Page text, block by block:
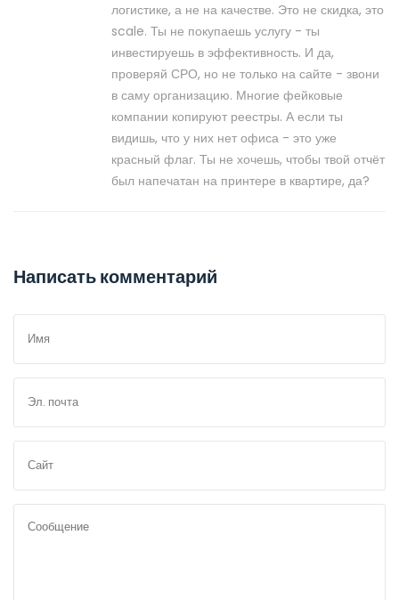
логистике, а не на качестве. Это не скидка, это
scale. Ты не покупаешь услугу - ты
инвестируешь в эффективность. И да,
проверяй СРО, но не только на сайте - звони
в саму организацию. Многие фейковые
компании копируют реестры. А если ты
видишь, что у них нет офиса - это уже
красный флаг. Ты не хочешь, чтобы твой отчёт
был напечатан на принтере в квартире, да?
Написать комментарий